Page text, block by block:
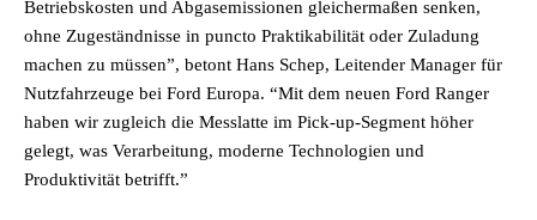
Betriebskosten und Abgasemissionen gleichermaßen senken,
ohne Zugeständnisse in puncto Praktikabilität oder Zuladung
machen zu müssen”, betont Hans Schep, Leitender Manager für
Nutzfahrzeuge bei Ford Europa. “Mit dem neuen Ford Ranger
haben wir zugleich die Messlatte im Pick-up-Segment höher
gelegt, was Verarbeitung, moderne Technologien und
Produktivität betrifft.”